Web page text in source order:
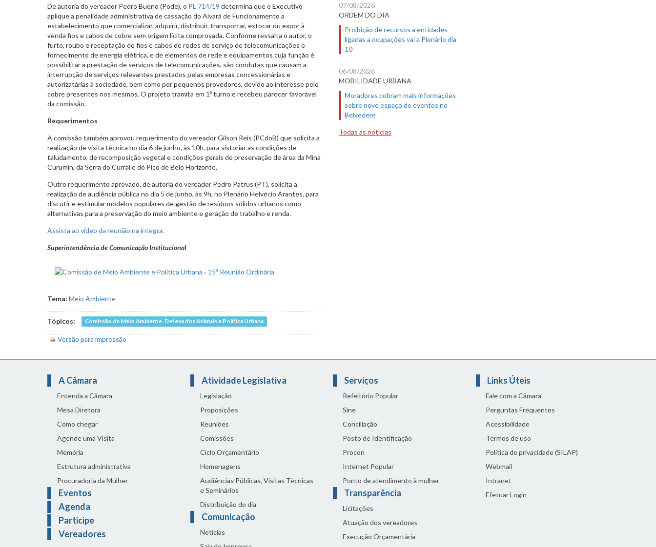
De autoria do vereador Pedro Bueno (Pode), o PL 714/19 determina que o Executivo
aplique a penalidade administrativa de cassação do Alvará de Funcionamento a
estabelecimento que comercializar, adquirir, distribuir, transportar, estocar ou expor à
venda fios e cabos de cobre sem origem lícita comprovada. Conforme ressalta o autor, o
furto, roubo e receptação de fios e cabos de redes de serviço de telecomunicações e
fornecimento de energia elétrica, e de elementos de rede e equipamentos cuja função é
possibilitar a prestação de serviços de telecomunicações, são condutas que causam a
interrupção de serviços relevantes prestados pelas empresas concessionárias e
autorizatárias à sociedade, bem como por pequenos provedores, devido ao interesse pelo
cobre presentes nos mesmos. O projeto tramita em 1º turno e recebeu parecer favorável
da comissão.
Requerimentos
A comissão também aprovou requerimento do vereador Gilson Reis (PCdoB) que solicita a
realização de visita técnica no dia 6 de junho, às 10h, para vistoriar as condições de
taludamento, de recomposição vegetal e condições gerais de preservação de área da Mina
Curumin, da Serra do Curral e do Pico de Belo Horizonte.
Outro requerimento aprovado, de autoria do vereador Pedro Patrus (PT), solicita a
realização de audiência pública no dia 5 de junho, às 9h, no Plenário Helvécio Arantes, para
discutir e estimular modelos populares de gestão de resíduos sólidos urbanos como
alternativas para a preservação do meio ambiente e geração de trabalho e renda.
Assista ao vídeo da reunião na íntegra.
Superintendência de Comunicação Institucional
Tema: Meio Ambiente
Tópicos: Comissão de Meio Ambiente, Defesa dos Animais e Política Urbana
Versão para impressão
07/08/2026
ORDEM DO DIA
Proibição de recursos a entidades
ligadas a ocupações vai a Plenário dia
10
06/08/2026
MOBILIDADE URBANA
Moradores cobram mais informações
sobre novo espaço de eventos no
Belvedere
Todas as notícias
A Câmara
Entenda a Câmara
Mesa Diretora
Como chegar
Agende uma Visita
Memória
Estrutura administrativa
Procuradoria da Mulher
Eventos
Agenda
Participe
Vereadores
Atividade Legislativa
Legislação
Proposições
Reuniões
Comissões
Ciclo Orçamentário
Homenagens
Audiências Públicas, Visitas Técnicas
e Seminários
Distribuição do dia
Comunicação
Notícias
Serviços
Refeitório Popular
Sine
Conciliação
Posto de Identificação
Procon
Internet Popular
Ponto de atendimento à mulher
Transparência
Licitações
Atuação dos vereadores
Execução Orçamentária
Links Úteis
Fale com a Câmara
Perguntas Frequentes
Acessibilidade
Termos de uso
Política de privacidade (SILAP)
Webmail
Intranet
Efetuar Login